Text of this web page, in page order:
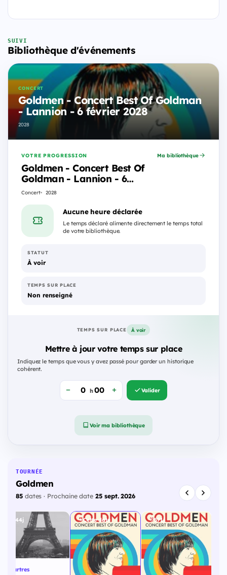
SUIVI
Bibliothèque d'événements
CONCERT
Goldmen - Concert Best Of Goldman
- Lannion - 6 février 2028
2028
VOTRE PROGRESSION
Goldmen - Concert Best Of
Goldman - Lannion - 6
février 2028
Concert 2028
Ma bibliothèque
Aucune heure déclarée
Le temps déclaré alimente directement le temps total
de votre bibliothèque.
STATUT
À voir
TEMPS SUR PLACE
Non renseigné
TEMPS SUR PLACE À voir
Mettre à jour votre temps sur place
Indiquez le temps que vous y avez passé pour garder un historique
cohérent.
h Valider
Voir ma bibliothèque
TOURNÉE
Goldmen
85dates · Prochaine date25 sept. 2026
544j
Chartres
Cette date 571j